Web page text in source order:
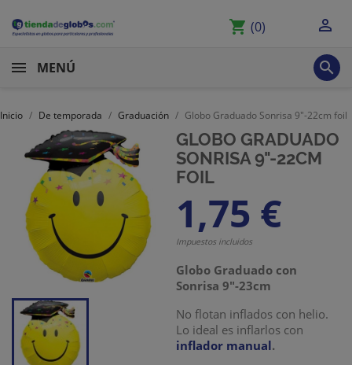
shopping_cart (0) 
MENÚ 
Inicio De temporada Graduación Globo Graduado Sonrisa 9"-22cm foil
GLOBO GRADUADO
SONRISA 9"-22CM
FOIL
1,75 €
Impuestos incluidos
Globo Graduado con
Sonrisa 9"-23cm
No flotan inflados con helio.
Lo ideal es inflarlos con
inflador manual.